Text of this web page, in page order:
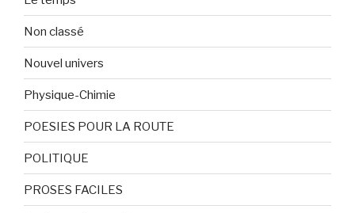
Non classé
Nouvel univers
Physique-Chimie
POESIES POUR LA ROUTE
POLITIQUE
PROSES FACILES